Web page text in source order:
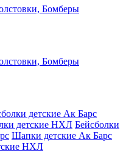
Бомберы
Бомберы
детские Ак Барс
детские НХЛ Бейсболки
Шапки детские Ак Барс
НХЛ